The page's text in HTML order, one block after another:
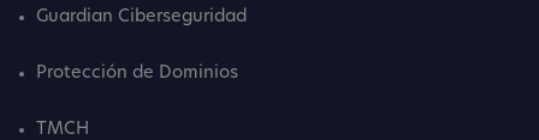
Guardian Ciberseguridad
Protección de Dominios
TMCH